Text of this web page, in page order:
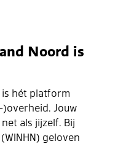
Noord is
is hét platform
Jouw
als jijzelf. Bij
geloven